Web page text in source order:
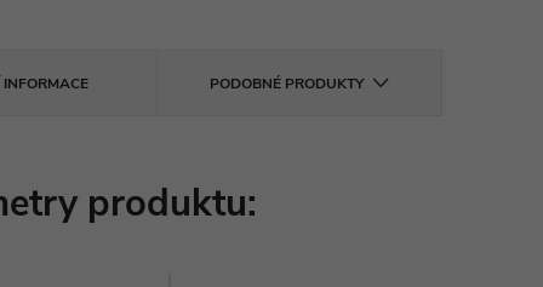
PODOBNÉ PRODUKTY
produktu: